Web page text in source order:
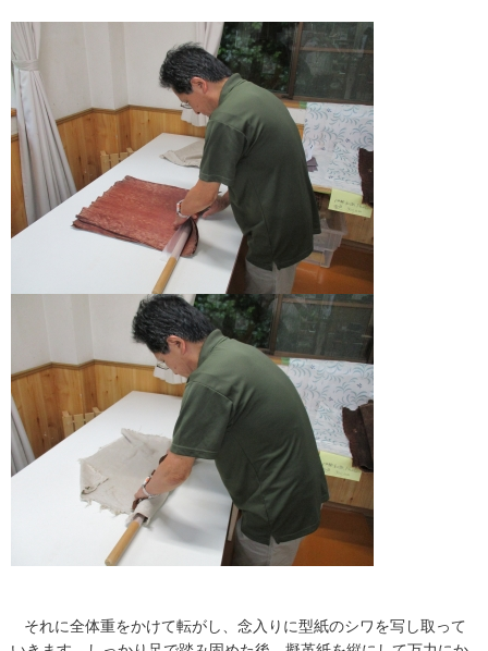
それに全体重をかけて転がし、念入りに型紙のシワを写し取って